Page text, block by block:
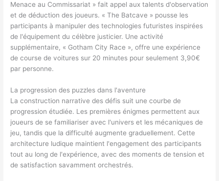
Menace au Commissariat » fait appel aux talents d'observation
et de déduction des joueurs. « The Batcave » pousse les
participants à manipuler des technologies futuristes inspirées
de l'équipement du célèbre justicier. Une activité
supplémentaire, « Gotham City Race », offre une expérience
de course de voitures sur 20 minutes pour seulement 3,90€
par personne.
La progression des puzzles dans l'aventure
La construction narrative des défis suit une courbe de
progression étudiée. Les premières énigmes permettent aux
joueurs de se familiariser avec l'univers et les mécaniques de
jeu, tandis que la difficulté augmente graduellement. Cette
architecture ludique maintient l'engagement des participants
tout au long de l'expérience, avec des moments de tension et
de satisfaction savamment orchestrés.